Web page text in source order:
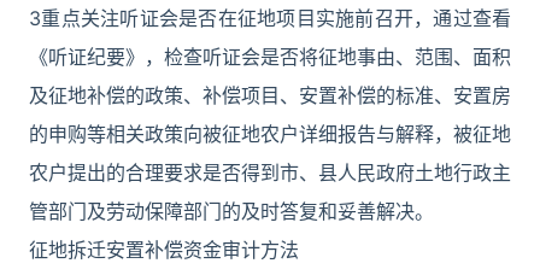
3重点关注听证会是否在征地项目实施前召开，通过查看
《听证纪要》，检查听证会是否将征地事由、范围、面积
及征地补偿的政策、补偿项目、安置补偿的标准、安置房
的申购等相关政策向被征地农户详细报告与解释，被征地
农户提出的合理要求是否得到市、县人民政府土地行政主
管部门及劳动保障部门的及时答复和妥善解决。
征地拆迁安置补偿资金审计方法